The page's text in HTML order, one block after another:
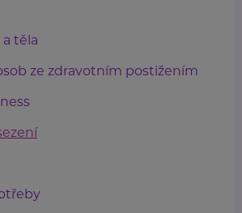
těla
ze zdravotním postižením